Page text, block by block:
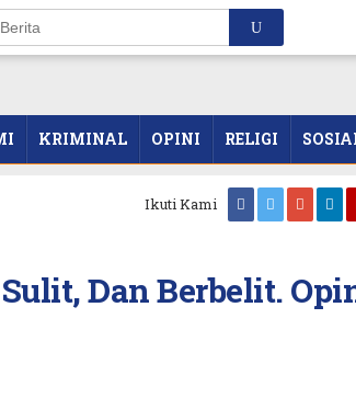
KRIMINAL OPINI RELIGI
Ikuti Kami
Dan Berbelit.